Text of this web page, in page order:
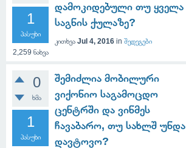
1
პასუხი
2,259 ნახვა
დამოკიდებული თუ ყველა
საგნის ქულაზე?
კითხვა Jul 4, 2016 in შედეგები
0
ხმა
1
პასუხი
შემიძლია მობილური
ვიქონიო საგამოცდო
ცენტრში და ვინმეს
ჩავაბარო, თუ სახლშ უნდა
დავტოვო?